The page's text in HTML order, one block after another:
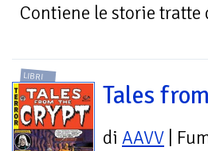
Contiene le storie tratte
LIBRI
Tales
di AAVV |